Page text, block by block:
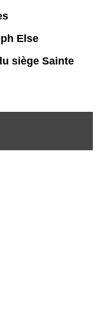
Else
siège Sainte